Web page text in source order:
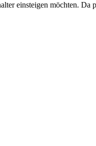
einsteigen möchten. Da